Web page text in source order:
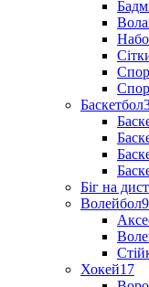
Баскетбол
Біг на
Волейбол
Хокей17